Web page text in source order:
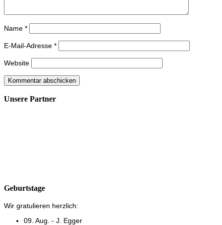
Name *
E-Mail-Adresse *
Website
Unsere Partner
Geburtstage
Wir gratulieren herzlich:
09. Aug. - J. Egger